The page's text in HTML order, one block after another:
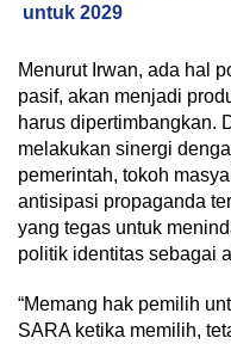
untuk 2029
Menurut Irwan, ada hal
pasif, akan menjadi
harus dipertimbangkan.
melakukan sinergi
pemerintah, tokoh
antisipasi propaganda
yang tegas untuk
politik identitas sebagai
“Memang hak pemilih
SARA ketika memilih,